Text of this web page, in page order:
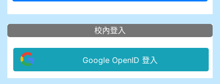
校內登入
Google OpenID 登入